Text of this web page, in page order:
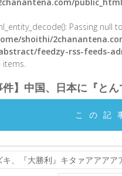
Passing null
shoithi/
feedzy-rss-feeds-
items.
件】中国、日本に『と
この記
キ、『大勝利』キタァアアアア